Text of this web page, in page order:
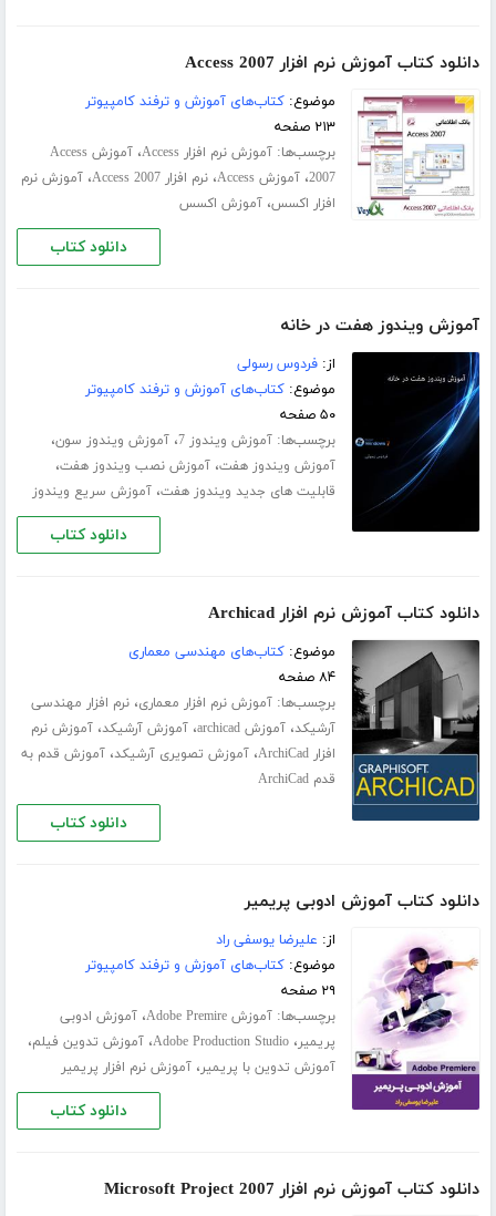
دانلود کتاب آموزش نرم افزار Access 2007
موضوع:کتاب‌های آموزش و ترفند کامپیوتر
۲۱۳ صفحه
برچسب‌ها:آموزش نرم افزار Access ،
آموزش Access
2007،آموزش Access ،نرم افزار Access 2007 ،آموزش نرم
افزار اکسس،آموزش اکسس
دانلود کتاب
آموزش ویندوز هفت در خانه
از:فردوس رسولی
موضوع:کتاب‌های آموزش و ترفند کامپیوتر
۵۰ صفحه
برچسب‌ها:آموزش ویندوز 7 ،آموزش ویندوز سون،
آموزش ویندوز هفت،آموزش نصب ویندوز هفت،
قابلیت های جدید ویندوز هفت،آموزش سریع ویندوز
دانلود کتاب
دانلود کتاب آموزش نرم افزار Archicad
موضوع:کتاب‌های مهندسی معماری
۸۴ صفحه
برچسب‌ها:آموزش نرم افزار معماری،نرم افزار مهندسی
آرشیکد،آموزش archicad ،آموزش آرشیکد،آموزش نرم
افزار ArchiCad
،آموزش تصویری آرشیکد،آموزش قدم به
قدم ArchiCad
دانلود کتاب
دانلود کتاب آموزش ادوبی پریمیر
از: علیرضا یوسفی راد
موضوع:کتاب‌های آموزش و ترفند کامپیوتر
۲۹ صفحه
برچسب‌ها:آموزش Adobe Premire ،آموزش ادوبی
پریمیر،Adobe Production Studio،آموزش تدوین فیلم،
آموزش تدوین با پریمیر،آموزش نرم افزار پریمیر
دانلود کتاب
دانلود کتاب آموزش نرم افزار Microsoft Project 2007